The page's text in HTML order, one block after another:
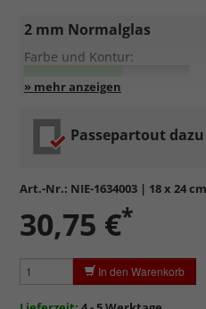
2 mm Normalglas
Farbe und Kontur:
Entspiegelung:
Standardglasin hochwertiger
Formstabil, preiswert,
Reflektierende Oberfläche
werden kann.
Minimaler UV-Schutz von ca.
Schutz des Bildes.
Normalglas hat eine
Bereich der Weißtöne zu
Passepartout
Art.-Nr.: NIE-1634003 | 18 x 24
30,75 €*
In den Warenkorb